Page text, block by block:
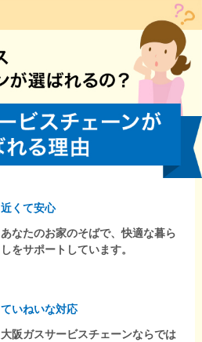
近くて安心
あなたのお家のそばで、快適な暮ら
しをサポートしています。
ていねいな対応
大阪ガスサービスチェーンならでは